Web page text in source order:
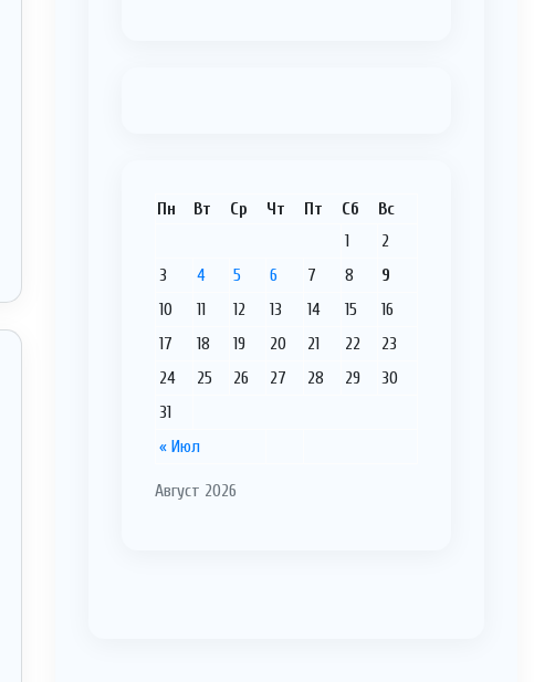
Август 2026
Пн Вт Ср Чт Пт Сб Вс
« Июл
1
2
3
4 5 6 7 8
9
10
11 12 13 14 15
16
17
18 19 20 21 22
23
24
25 26 27 28 29
30
31